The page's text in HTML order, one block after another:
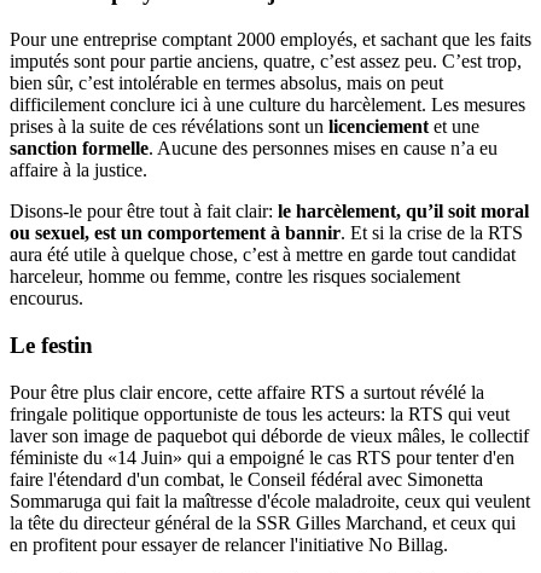
Pour une entreprise comptant 2000 employés, et sachant que les faits
imputés sont pour partie anciens, quatre, c’est assez peu. C’est trop,
bien sûr, c’est intolérable en termes absolus, mais on peut
difficilement conclure ici à une culture du harcèlement. Les mesures
prises à la suite de ces révélations sont un licenciement et une
sanction formelle. Aucune des personnes mises en cause n’a eu
affaire à la justice.
Disons-le pour être tout à fait clair: le harcèlement, qu’il soit moral
ou sexuel, est un comportement à bannir. Et si la crise de la RTS
aura été utile à quelque chose, c’est à mettre en garde tout candidat
harceleur, homme ou femme, contre les risques socialement
encourus.
Le festin
Pour être plus clair encore, cette affaire RTS a surtout révélé la
fringale politique opportuniste de tous les acteurs: la RTS qui veut
laver son image de paquebot qui déborde de vieux mâles, le collectif
féministe du «14 Juin» qui a empoigné le cas RTS pour tenter d'en
faire l'étendard d'un combat, le Conseil fédéral avec Simonetta
Sommaruga qui fait la maîtresse d'école maladroite, ceux qui veulent
la tête du directeur général de la SSR Gilles Marchand, et ceux qui
en profitent pour essayer de relancer l'initiative No Billag.